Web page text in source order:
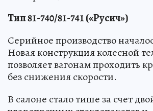
Тип 81-740/81-741 («Русич»)
Серийное производство
Новая конструкция колесной
позволяет вагонам проходить
без снижения скорости.
В салоне стало тише за счет